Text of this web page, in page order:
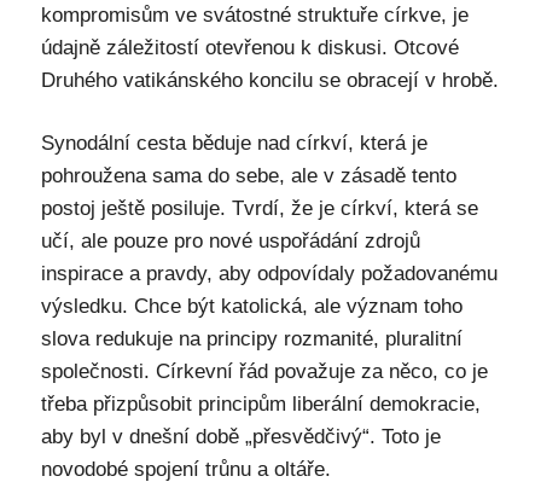
kompromisům ve svátostné struktuře církve, je
údajně záležitostí otevřenou k diskusi. Otcové
Druhého vatikánského koncilu se obracejí v hrobě.
Synodální cesta běduje nad církví, která je
pohroužena sama do sebe, ale v zásadě tento
postoj ještě posiluje. Tvrdí, že je církví, která se
učí, ale pouze pro nové uspořádání zdrojů
inspirace a pravdy, aby odpovídaly požadovanému
výsledku. Chce být katolická, ale význam toho
slova redukuje na principy rozmanité, pluralitní
společnosti. Církevní řád považuje za něco, co je
třeba přizpůsobit principům liberální demokracie,
aby byl v dnešní době „přesvědčivý“. Toto je
novodobé spojení trůnu a oltáře.